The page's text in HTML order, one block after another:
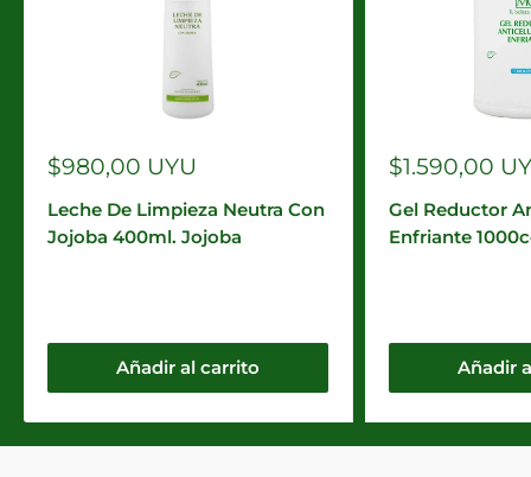
Precio
venta
$980,00 UYU
Leche De Limpieza Neutra Con
Jojoba 400ml. Jojoba
Añadir al carrito
Precio
venta
$1.590,00
Gel Reductor
Enfriante
Añadir